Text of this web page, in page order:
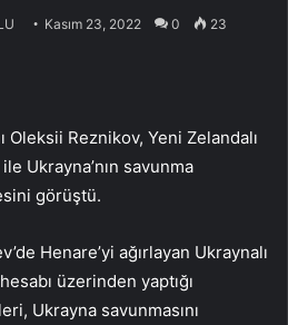
Kasım 23, 2022 0 23
Oleksii Reznikov, Yeni Zelandalı
Ukrayna’nın savunma
görüştü.
Henare’yi ağırlayan Ukraynalı
üzerinden yaptığı
Ukrayna savunmasını